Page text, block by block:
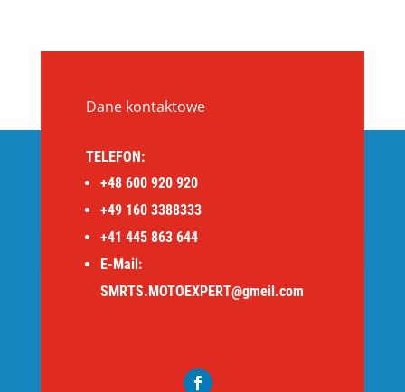
Dane kontaktowe
TELEFON:
+48 600 920 920
+49 160 3388333
+41 445 863 644
E-Mail:
SMRTS.MOTOEXPERT@gmeil.com